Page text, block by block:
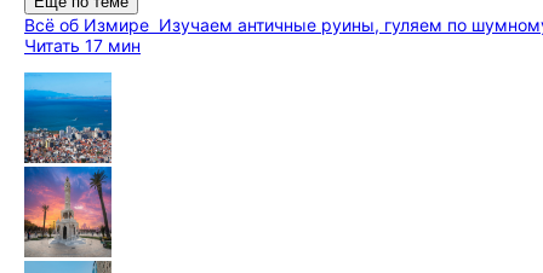
Всё об Измире Изучаем античные руины, гуляем по
Читать 17 мин